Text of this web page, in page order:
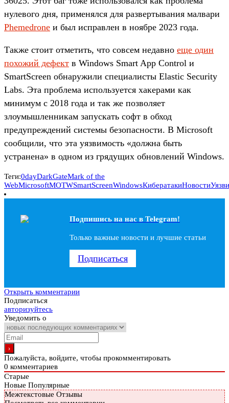
нулевого дня, применялся для развертывания малвари
Phemedrone и был исправлен в ноябре 2023 года.
Также стоит отметить, что совсем недавно еще один
похожий дефект в Windows Smart App Control и
SmartScreen обнаружили специалисты Elastic Security
Labs. Эта проблема используется хакерами как
минимум с 2018 года и так же позволяет
злоумышленникам запускать софт в обход
предупреждений системы безопасности. В Microsoft
сообщили, что эта уязвимость «должна быть
устранена» в одном из грядущих обновлений Windows.
Теги:0dayDarkGateMark of the
WebMicrosoftMOTWSmartScreenWindowsКибератакиНовости
Подпишись на наc в Telegram!
Только важные новости и лучшие статьи
Подписаться
Открыть комментарии
Подписаться
авторизуйтесь
Уведомить о
Пожалуйста, войдите, чтобы прокомментировать
0 комментариев
Старые
Новые Популярные
Межтекстовые Отзывы